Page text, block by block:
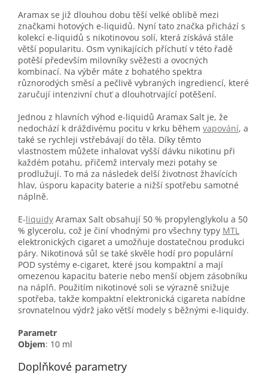
Aramax se již dlouhou dobu těší velké oblibě mezi
značkami hotových e-liquidů. Nyní tato značka přichází s
kolekcí e-liquidů s nikotinovou solí, která získává stále
větší popularitu. Osm vynikajících příchutí v této řadě
potěší především milovníky svěžesti a ovocných
kombinací. Na výběr máte z bohatého spektra
různorodých směsí a pečlivě vybraných ingrediencí, které
zaručují intenzivní chuť a dlouhotrvající potěšení.
Jednou z hlavních výhod e-liquidů Aramax Salt je, že
nedochází k dráždivému pocitu v krku během vapování, a
také se rychleji vstřebávají do těla. Díky těmto
vlastnostem můžete inhalovat vyšší dávku nikotinu při
každém potahu, přičemž intervaly mezi potahy se
prodlužují. To má za následek delší životnost žhavících
hlav, úsporu kapacity baterie a nižší spotřebu samotné
náplně.
E-liquidy Aramax Salt obsahují 50 % propylenglykolu a 50
% glycerolu, což je činí vhodnými pro všechny typy MTL
elektronických cigaret a umožňuje dostatečnou produkci
páry. Nikotinová sůl se také skvěle hodí pro populární
POD systémy e-cigaret, které jsou kompaktní a mají
omezenou kapacitu baterie nebo menší objem zásobníku
na náplň. Použitím nikotinové soli se výrazně snižuje
spotřeba, takže kompaktní elektronická cigareta nabídne
srovnatelnou výdrž jako větší modely s běžnými e-liquidy.
Parametr
Objem: 10 ml
Doplňkové parametry